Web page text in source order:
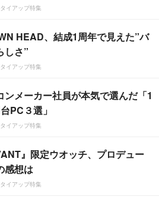
イアップ特集
HEAD、結成1周年で見えた”バ
しさ”
イアップ特集
ンメーカー社員が本気で選んだ「1
PC３選」
イアップ特集
』限定ウオッチ、プロデュー
感想は
イアップ特集